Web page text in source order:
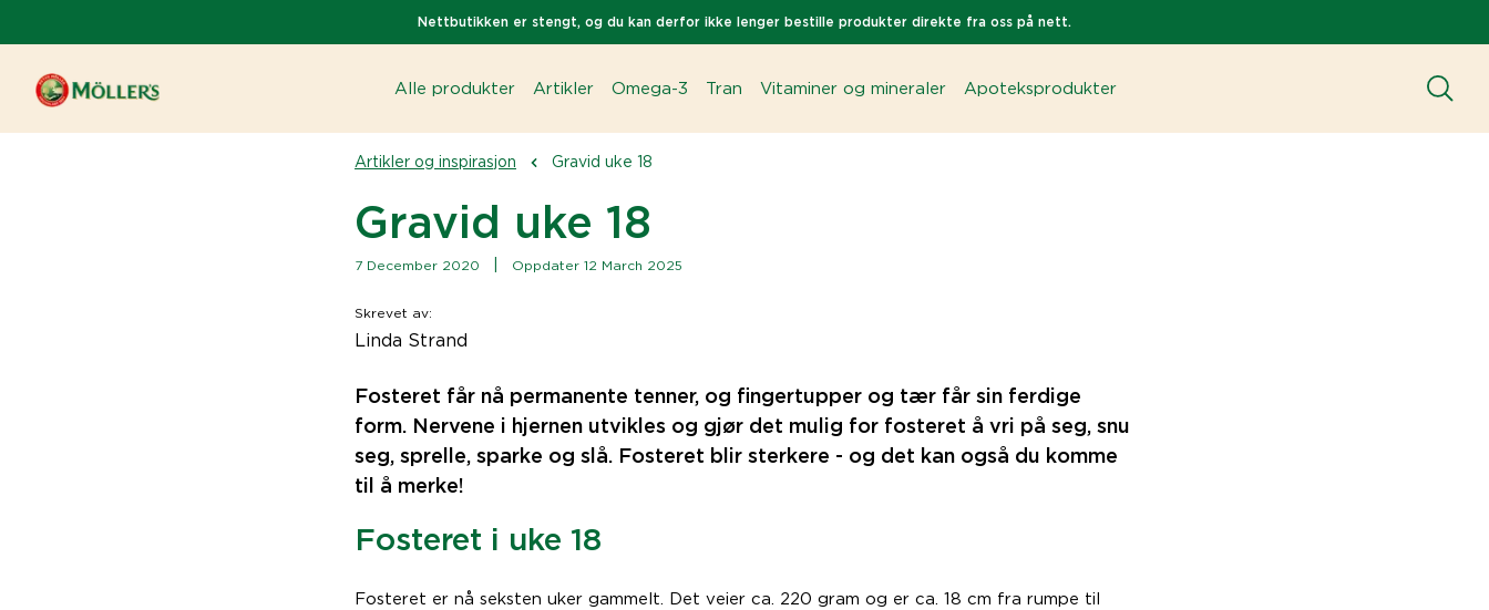
Nettbutikken er stengt, og du kan derfor ikke lenger bestille produkter direkte fra oss på nett.
Alle produkter Artikler Omega-3 Tran Vitaminer og mineraler Apoteksprodukter
Artikler og inspirasjon Gravid uke 18
Gravid uke 18
7 December 2020 Oppdater 12 March 2025
Skrevet av:
Linda Strand
Fosteret får nå permanente tenner, og fingertupper og tær får sin ferdige
form. Nervene i hjernen utvikles og gjør det mulig for fosteret å vri på seg, snu
seg, sprelle, sparke og slå. Fosteret blir sterkere - og det kan også du komme
til å merke!
Fosteret i uke 18
Fosteret er nå seksten uker gammelt. Det veier ca. 220 gram og er ca. 18 cm fra rumpe til